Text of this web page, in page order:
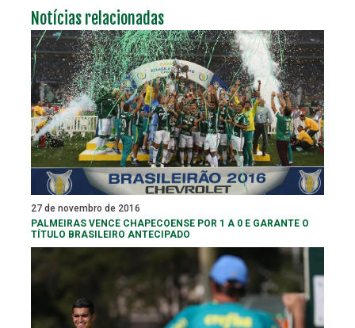
Notícias relacionadas
27 de novembro de 2016
PALMEIRAS VENCE CHAPECOENSE POR 1 A 0 E GARANTE O
TÍTULO BRASILEIRO ANTECIPADO